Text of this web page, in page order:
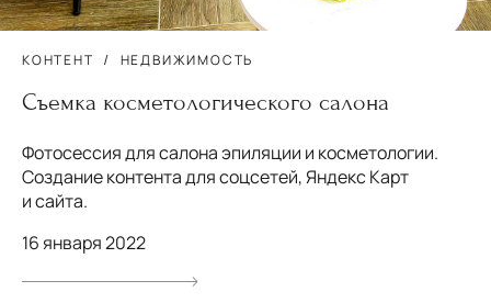
КОНТЕНТ НЕДВИЖИМОСТЬ
Съемка косметологического салона
Фотосессия для салона эпиляции и косметологии.
Создание контента для соцсетей, Яндекс Карт
и сайта.
16 января 2022